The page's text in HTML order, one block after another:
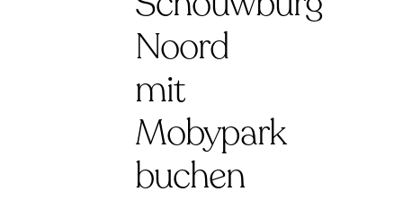
Noord
mit
Mobypark
buchen